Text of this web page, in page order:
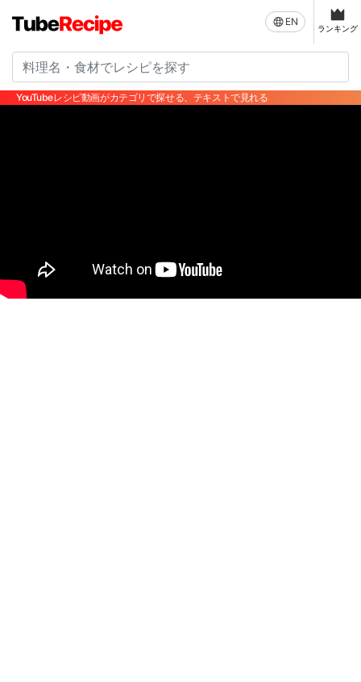
EN
ランキング
YouTubeレシピ動画がカテゴリで探せる、テキストで見れる